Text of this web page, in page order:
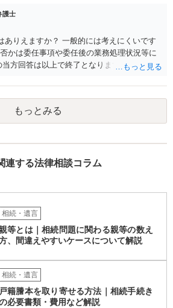
渉は可能でしょうか。 →一般論としては可
ですとお祖父様が亡くなられた後に動くこ
護士
ありえますか？ 一般的には考えにくいです
かは委任事項や委任後の業務処理状況等に
方回答は以上で終了となりますが、参考に
もっとみる
連する法律相談コラム
相続・遺言
等とは｜相続問題に関わる親等の数え
、間違えやすいケースについて解説
相続・遺言
戸籍謄本を取り寄せる方法｜相続手続き
必要書類・費用など解説